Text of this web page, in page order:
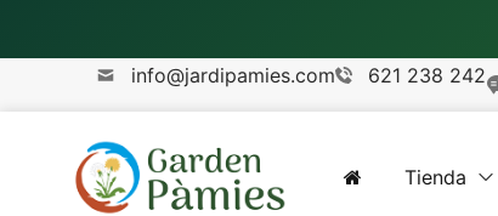
info@jardipamies.com
621 238 242
Tienda